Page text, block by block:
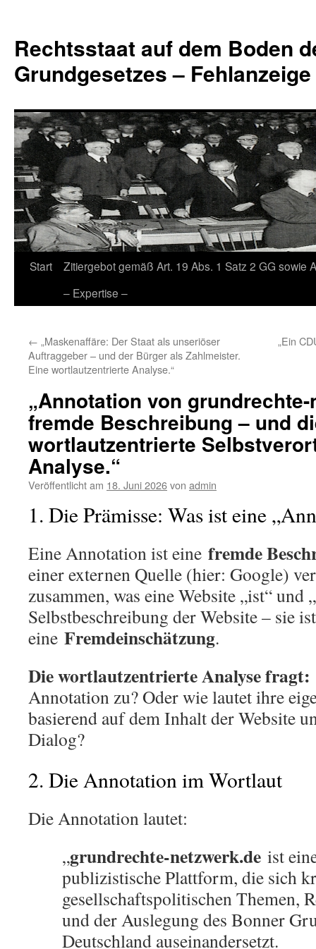
springen
Rechtsstaat auf dem Boden
Grundgesetzes –
Start
Zitiergebot gemäß Art. 19 Abs. 1 Satz 2 GG sowie
– Expertise –
← „Maskenaffäre: Der Staat als unseriöser
Auftraggeber – und der Bürger als Zahlmeister.
Eine wortlautzentrierte Analyse.“
„Ein
„Annotation von
fremde Beschreibung – und
wortlautzentrierte
Analyse.“
Veröffentlicht am 18. Juni 2026von admin
1. Die Prämisse: Was ist eine
Eine Annotation ist eine fremde
einer externen Quelle (hier: Google)
zusammen, was eine Website „ist“ und
Selbstbeschreibung der Website – sie ist
eine Fremdeinschätzung.
Die wortlautzentrierte Analyse fragt:
Annotation zu? Oder wie lautet ihre
basierend auf dem Inhalt der Website
Dialog?
2. Die Annotation im Wortlaut
Die Annotation lautet:
„grundrechte-netzwerk.de ist
publizistische Plattform, die sich
gesellschaftspolitischen Themen,
und der Auslegung des Bonner
Deutschland auseinandersetzt.